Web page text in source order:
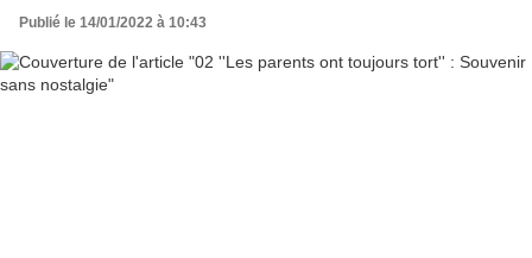
Publié le 14/01/2022 à 10:43